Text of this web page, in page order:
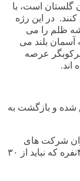
گلستان است، با
در این رژه
ظلم را می
آسمان بلند می
عرصه
اند.
شده و بازگشت به
شرکت های
نفره که نباید از
۳۰